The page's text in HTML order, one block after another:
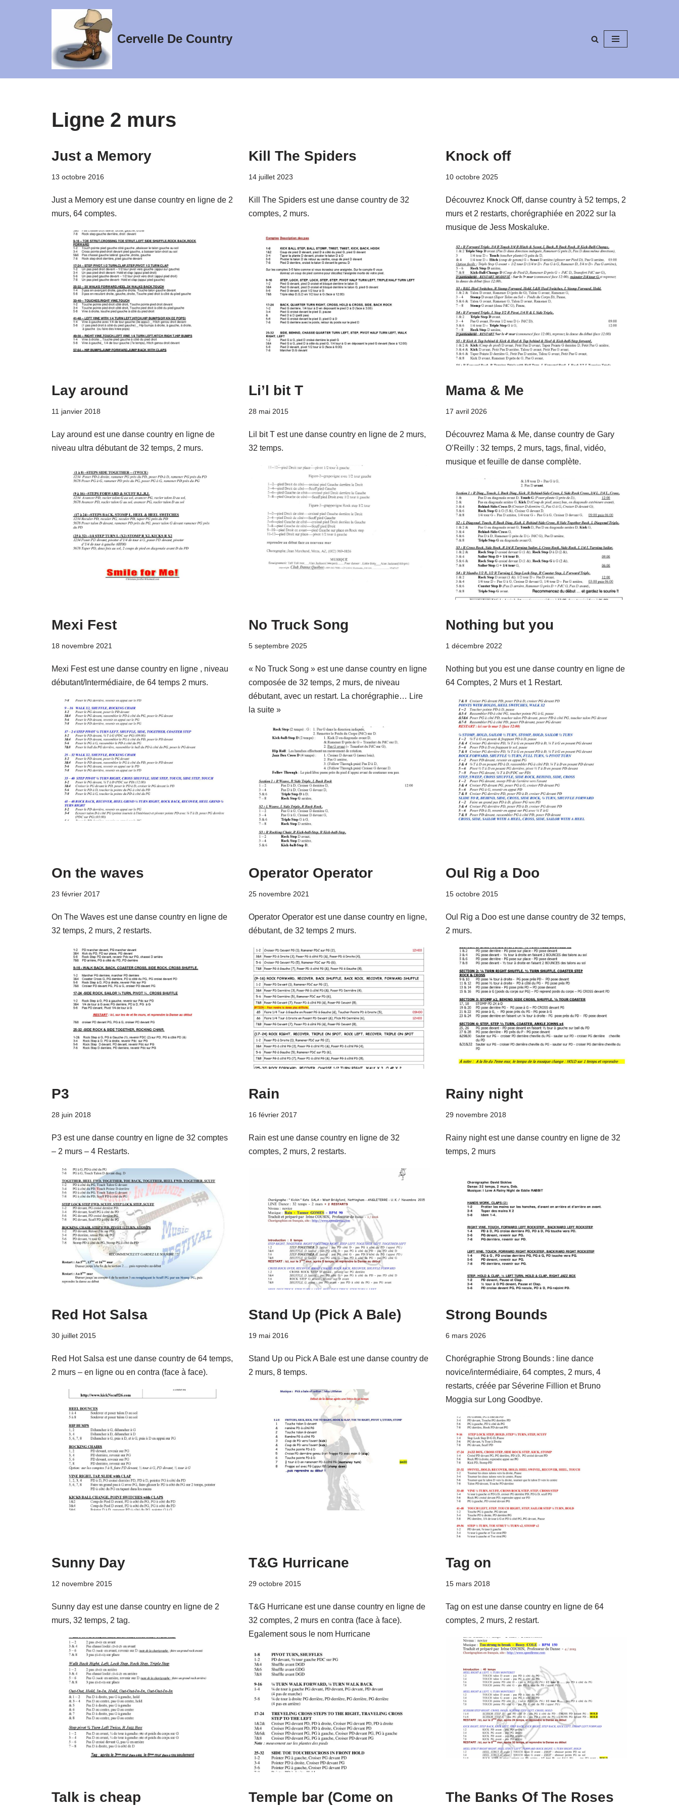
Cervelle De Country
Ligne 2 murs
Just a Memory
13 octobre 2016
Just a Memory est une danse country en ligne de 2
murs, 64 comptes.
Kill The Spiders
14 juillet 2023
Kill The Spiders est une danse country de 32
comptes, 2 murs.
Knock off
10 octobre 2025
Découvrez Knock Off, danse country à 52 temps, 2
murs et 2 restarts, chorégraphiée en 2022 sur la
musique de Jess Moskaluke.
Lay around
11 janvier 2018
Lay around est une danse country en ligne de
niveau ultra débutant de 32 temps, 2 murs.
Li’l bit T
28 mai 2015
Lil bit T est une danse country en ligne de 2 murs,
32 temps.
Mama & Me
17 avril 2026
Découvrez Mama & Me, danse country de Gary
O’Reilly : 32 temps, 2 murs, tags, final, vidéo,
musique et feuille de danse complète.
Mexi Fest
18 novembre 2021
Mexi Fest est une danse country en ligne , niveau
débutant/Intermédiaire, de 64 temps 2 murs.
No Truck Song
5 septembre 2025
« No Truck Song » est une danse country en ligne
composée de 32 temps, 2 murs, de niveau
débutant, avec un restart. La chorégraphie… Lire
la suite »
Nothing but you
1 décembre 2022
Nothing but you est une danse country en ligne de
64 Comptes, 2 Murs et 1 Restart.
On the waves
23 février 2017
On The Waves est une danse country en ligne de
32 temps, 2 murs, 2 restarts.
Operator Operator
25 novembre 2021
Operator Operator est une danse country en ligne,
débutant, de 32 temps 2 murs.
Oul Rig a Doo
15 octobre 2015
Oul Rig a Doo est une danse country de 32 temps,
2 murs.
P3
28 juin 2018
P3 est une danse country en ligne de 32 comptes
– 2 murs – 4 Restarts.
Rain
16 février 2017
Rain est une danse country en ligne de 32
comptes, 2 murs, 2 restarts.
Rainy night
29 novembre 2018
Rainy night est une danse country en ligne de 32
temps, 2 murs
Red Hot Salsa
30 juillet 2015
Red Hot Salsa est une danse country de 64 temps,
2 murs – en ligne ou en contra (face à face).
Stand Up (Pick A Bale)
19 mai 2016
Stand Up ou Pick A Bale est une danse country de
2 murs, 8 temps.
Strong Bounds
6 mars 2026
Chorégraphie Strong Bounds : line dance
novice/intermédiaire, 64 comptes, 2 murs, 4
restarts, créée par Séverine Fillion et Bruno
Moggia sur Long Goodbye.
Sunny Day
12 novembre 2015
Sunny day est une danse country en ligne de 2
murs, 32 temps, 2 tag.
T&G Hurricane
29 octobre 2015
T&G Hurricane est une danse country en ligne de
32 comptes, 2 murs en contra (face à face).
Egalement sous le nom Hurricane
Tag on
15 mars 2018
Tag on est une danse country en ligne de 64
comptes, 2 murs, 2 restart.
Talk is cheap
Temple bar (Come on
The Banks Of The Roses